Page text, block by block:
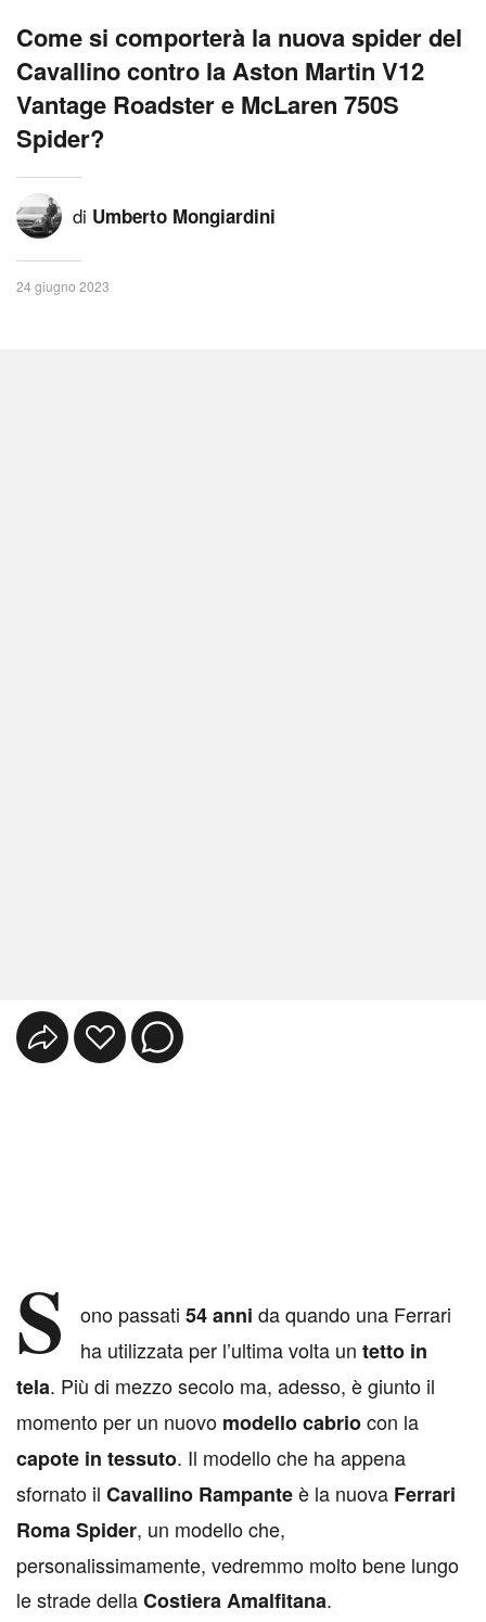
Come si comporterà la nuova spider del
Cavallino contro la Aston Martin V12
Vantage Roadster e McLaren 750S
Spider?
di Umberto Mongiardini
24 giugno 2023
S ono passati 54 anni da quando una Ferrari
ha utilizzata per l’ultima volta un tetto in
tela. Più di mezzo secolo ma, adesso, è giunto il
momento per un nuovo modello cabriocon la
capote in tessuto. Il modello che ha appena
sfornato il Cavallino Rampanteè la nuova Ferrari
Roma Spider, un modello che,
personalissimamente, vedremmo molto bene lungo
le strade dellaCostiera Amalfitana.